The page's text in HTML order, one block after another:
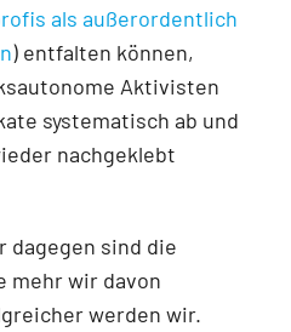
als außerordentlich
) entfalten können,
Aktivisten
systematisch ab und
nachgeklebt
dagegen sind die
mehr wir davon
werden wir.